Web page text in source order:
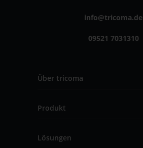
info@tricoma.de
09521 7031310
Über tricoma
Produkt
Lösungen